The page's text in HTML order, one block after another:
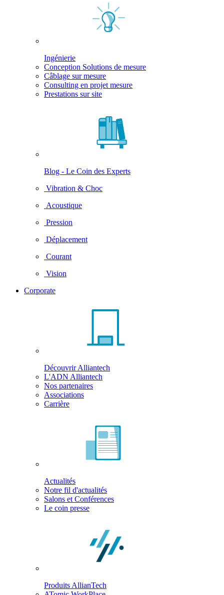
Ingénierie
Conception Solutions de mesure
Câblage sur mesure
Consulting en projet mesure
Prestations sur site
Blog - Le Coin des Experts
Vibration & Choc
Acoustique
Pression
Déplacement
Courant
Vision
Corporate
Découvrir Alliantech
L'ADN Alliantech
Nos partenaires
Associations
Carrière
Actualités
Notre fil d'actualités
Salons et Conférences
Le coin presse
Produits AllianTech